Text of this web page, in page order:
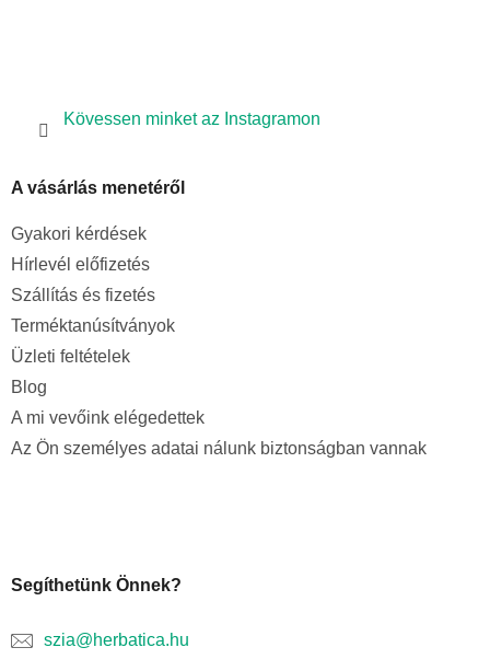
Kövessen minket az Instagramon
A vásárlás menetéről
Gyakori kérdések
Hírlevél előfizetés
Szállítás és fizetés
Terméktanúsítványok
Üzleti feltételek
Blog
A mi vevőink elégedettek
Az Ön személyes adatai nálunk biztonságban vannak
Segíthetünk Önnek?
szia@herbatica.hu